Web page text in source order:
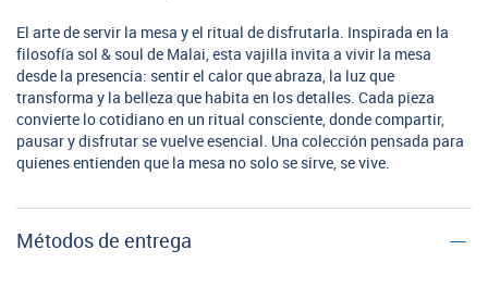
El arte de servir la mesa y el ritual de disfrutarla. Inspirada en la
filosofía sol & soul de Malai, esta vajilla invita a vivir la mesa
desde la presencia: sentir el calor que abraza, la luz que
transforma y la belleza que habita en los detalles. Cada pieza
convierte lo cotidiano en un ritual consciente, donde compartir,
pausar y disfrutar se vuelve esencial. Una colección pensada para
quienes entienden que la mesa no solo se sirve, se vive.
Métodos de entrega